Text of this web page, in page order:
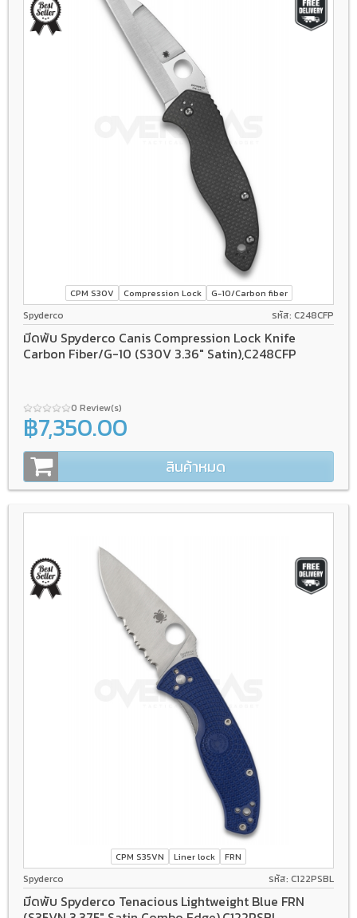
CPM S30V Compression Lock G-10/Carbon fiber
Spyderco รหัส: C248CFP
มีดพับ Spyderco Canis Compression Lock Knife
Carbon Fiber/G-10 (S30V 3.36" Satin),C248CFP
0 Review(s)
฿7,350.00
สินค้าหมด
CPM S35VN Liner lock FRN
Spyderco รหัส: C122PSBL
มีดพับ Spyderco Tenacious Lightweight Blue FRN